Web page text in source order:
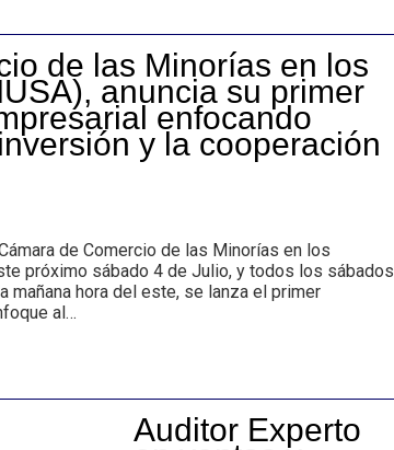
de las Minorías en los
anuncia su primer
enfocando
y la cooperación
de Comercio de las Minorías en los
próximo sábado 4 de Julio, y todos los sábados
mañana hora del este, se lanza el primer
al…
Auditor Experto